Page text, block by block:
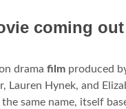
coming out
drama film produced
Lauren Hynek, and
same name, itself